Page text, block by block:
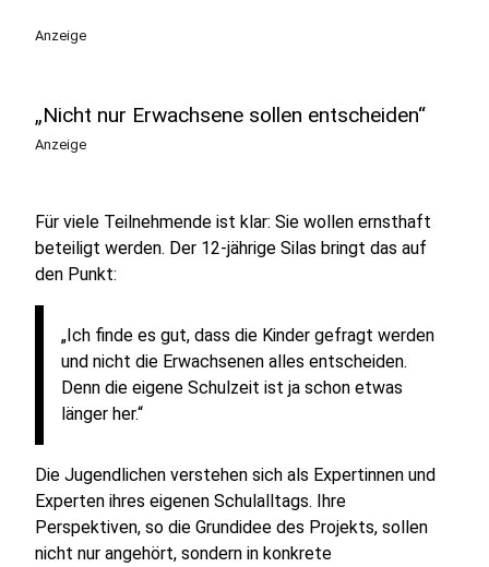
Anzeige
„Nicht nur Erwachsene sollen entscheiden“
Anzeige
Für viele Teilnehmende ist klar: Sie wollen ernsthaft
beteiligt werden. Der 12-jährige Silas bringt das auf
den Punkt:
„Ich finde es gut, dass die Kinder gefragt werden
und nicht die Erwachsenen alles entscheiden.
Denn die eigene Schulzeit ist ja schon etwas
länger her.“
Die Jugendlichen verstehen sich als Expertinnen und
Experten ihres eigenen Schulalltags. Ihre
Perspektiven, so die Grundidee des Projekts, sollen
nicht nur angehört, sondern in konkrete